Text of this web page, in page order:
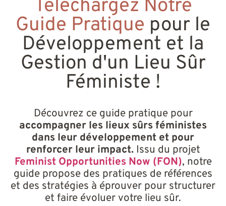
Téléchargez Notre
Guide Pratique pour le
Développement et la
Gestion d'un Lieu Sûr
Féministe !
Découvrez ce guide pratique pour
accompagner les lieux sûrs féministes
dans leur développement et pour
renforcer leur impact.Issu du projet
Feminist Opportunities Now (FON), notre
guide propose des pratiques de références
et des stratégies à éprouver pour structurer
et faire évoluer votre lieu sûr.
Nom de votre organisation*
*
Vous définissez-vous comme un lieu sûr ou votre
organisation gère-t-elle un lieu sûr ?*